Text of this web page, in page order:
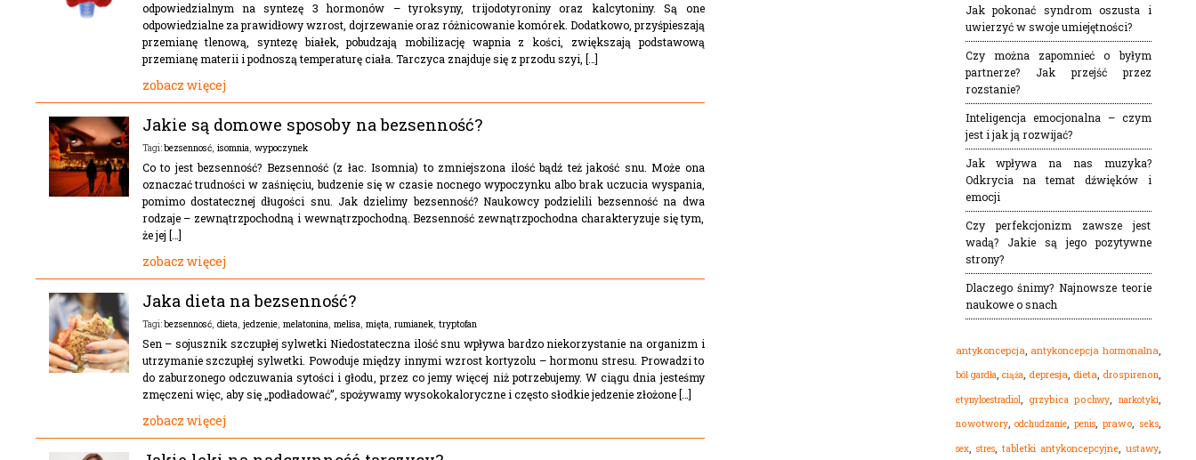
odpowiedzialnym na syntezę 3 hormonów – tyroksyny, trijodotyroniny oraz kalcytoniny. Są one
odpowiedzialne za prawidłowy wzrost, dojrzewanie oraz różnicowanie komórek. Dodatkowo, przyśpieszają
przemianę tlenową, syntezę białek, pobudzają mobilizację wapnia z kości, zwiększają podstawową
przemianę materii i podnoszą temperaturę ciała. Tarczyca znajduje się z przodu szyi, […]
zobacz więcej
Jakie są domowe sposoby na bezsenność?
Tagi:bezsennosć, isomnia, wypoczynek
Co to jest bezsenność? Bezsenność (z łac. Isomnia) to zmniejszona ilość bądź też jakość snu. Może ona
oznaczać trudności w zaśnięciu, budzenie się w czasie nocnego wypoczynku albo brak uczucia wyspania,
pomimo dostatecznej długości snu. Jak dzielimy bezsenność? Naukowcy podzielili bezsenność na dwa
rodzaje – zewnątrzpochodną i wewnątrzpochodną. Bezsenność zewnątrzpochodna charakteryzuje się tym,
że jej […]
zobacz więcej
Jaka dieta na bezsenność?
Tagi:bezsennosć, dieta, jedzenie, melatonina, melisa, mięta, rumianek, tryptofan
Sen – sojusznik szczupłej sylwetki Niedostateczna ilość snu wpływa bardzo niekorzystanie na organizm i
utrzymanie szczupłej sylwetki. Powoduje między innymi wzrost kortyzolu – hormonu stresu. Prowadzi to
do zaburzonego odczuwania sytości i głodu, przez co jemy więcej niż potrzebujemy. W ciągu dnia jesteśmy
zmęczeni więc, aby się „podładować”, spożywamy wysokokaloryczne i często słodkie jedzenie złożone […]
zobacz więcej
Jak pokonać syndrom oszusta i
uwierzyć w swoje umiejętności?
Czy można zapomnieć o byłym
partnerze? Jak przejść przez
rozstanie?
Inteligencja emocjonalna – czym
jest i jak ją rozwijać?
Jak wpływa na nas muzyka?
Odkrycia na temat dźwięków i
emocji
Czy perfekcjonizm zawsze jest
wadą? Jakie są jego pozytywne
strony?
Dlaczego śnimy? Najnowsze teorie
naukowe o snach
antykoncepcja antykoncepcja hormonalna
ból gardła ciąża depresja dieta drospirenon
etynyloestradiol grzybica pochwy narkotyki
nowotwory,odchudzanie penis prawo, seks,
sex, stres, tabletki antykoncepcyjne, ustawy,